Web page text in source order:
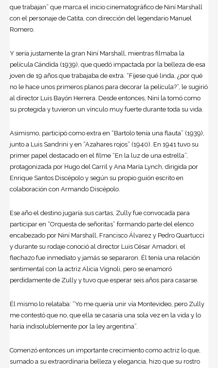
que trabajan” que marca el inicio cinematográfico de Niní Marshall
con el personaje de Catita, con dirección del legendario Manuel
Romero.
Y sería justamente la gran Niní Marshall, mientras filmaba la
película Cándida (1939), que quedó impactada por la belleza de esa
joven de 19 años que trabajaba de extra. “Fíjese qué linda, ¿por qué
no le hace unos primeros planos para decorar la película?”, le sugirió
al director Luis Bayón Herrera. Desde entonces, Niní la tomó como
su protegida y tuvieron un vínculo muy fuerte durante toda su vida.
Asimismo, participó como extra en “Bartolo tenía una flauta” (1939),
junto a Luis Sandrini y en “Azahares rojos” (1940). En 1941 tuvo su
primer papel destacado en el filme “En la luz de una estrella”,
protagonizada por Hugo del Carril y Ana María Lynch, dirigida por
Enrique Santos Discépolo y según su propio guión escrito en
colaboración con Armando Discépolo
Ese año el destino jugaría sus cartas, Zully fue convocada para
participar en “Orquesta de señoritas” formando parte del elenco
encabezado por Niní Marshall, Francisco Álvarez y Pedro Quartucci
y durante su rodaje conoció al director Luis César Amadori, el
flechazo fue inmediato y jamás se separaron. Él tenía una relación
sentimental con la actriz Alicia Vignoli, pero se enamoró
perdidamente de Zully y tuvo que esperar seis años para casarse.
Él mismo lo relataba: “Yo me quería unir vía Montevideo, pero Zully
me contestó que no, que ella se casaría una sola vez en la vida y lo
haría indisolublemente por la ley argentina”.
Comenzó entonces un importante crecimiento como actriz lo que,
sumado a su extraordinaria belleza y elegancia, hizo que su rostro